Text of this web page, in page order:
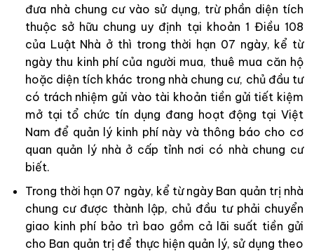
đưa nhà chung cư vào sử dụng, trừ phần diện tích
thuộc sở hữu chung uy định tại khoản 1 Điều 108
của Luật Nhà ở thì trong thời hạn 07 ngày, kể từ
ngày thu kinh phí của người mua, thuê mua căn hộ
hoặc diện tích khác trong nhà chung cư, chủ đầu tư
có trách nhiệm gửi vào tài khoản tiền gửi tiết kiệm
mở tại tổ chức tín dụng đang hoạt động tại Việt
Nam để quản lý kinh phí này và thông báo cho cơ
quan quản lý nhà ở cấp tỉnh nơi có nhà chung cư
biết.
Trong thời hạn 07 ngày, kể từ ngày Ban quản trị nhà
chung cư được thành lập, chủ đầu tư phải chuyển
giao kinh phí bảo trì bao gồm cả lãi suất tiền gửi
cho Ban quản trị để thực hiện quản lý, sử dụng theo